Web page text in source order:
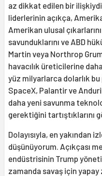
az dikkat edilen bir
liderlerinin açıkça,
Amerikan ulusal
savunduklarını ve ABD
Martin veya Northrop
havacılık üreticilerine
yüz milyarlarca dolarlık bu
SpaceX, Palantir ve
daha yeni savunma
gerektiğini tartıştıklarını
Dolayısıyla, en yakından
düşünüyorum. Açıkçası
endüstrisinin Trump
zamanda savaş için